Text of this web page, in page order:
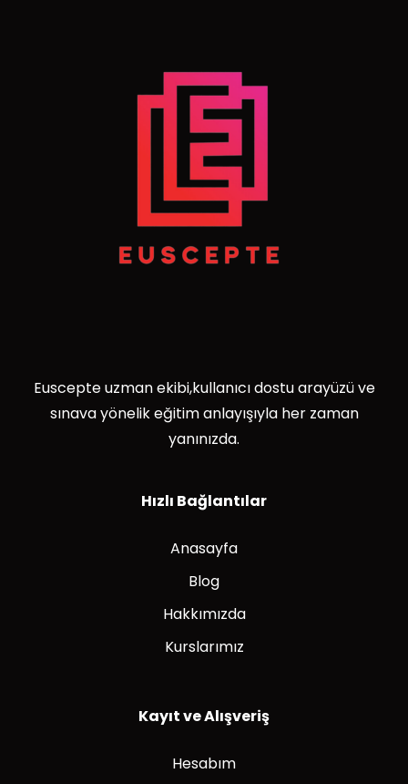
Euscepte uzman ekibi,kullanıcı dostu arayüzü ve
sınava yönelik eğitim anlayışıyla her zaman
yanınızda.
Hızlı Bağlantılar
Anasayfa
Blog
Hakkımızda
Kurslarımız
Kayıt ve Alışveriş
Hesabım